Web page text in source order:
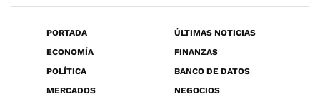
PORTADA
ÚLTIMAS NOTICIAS
ECONOMÍA
FINANZAS
POLÍTICA
BANCO DE DATOS
MERCADOS
NEGOCIOS